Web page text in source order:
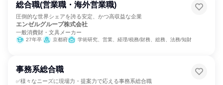
総合職(営業職・海外営業職)
圧倒的な世界シェアを誇る安定、かつ高収益な企業
エンゼルグループ株式会社
一般消費財・文具メーカー
27年卒 京都府 学術研究、営業、経理/税務/財務、総務、法務/知財
事務系総合職
✅様々なニーズに現場力・提案力で応える事務系総合職